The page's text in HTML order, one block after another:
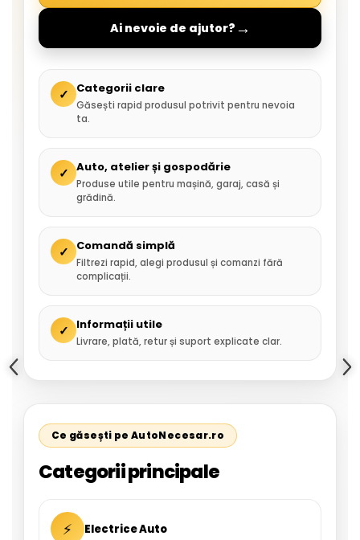
Ai nevoie de ajutor? →
✓ Categorii clare
Găsești rapid produsul potrivit pentru nevoia
ta.
✓ Auto, atelier și gospodărie
Produse utile pentru mașină, garaj, casă și
grădină.
✓ Comandă simplă
Filtrezi rapid, alegi produsul și comanzi fără
complicații.
✓ Informații utile
Livrare, plată, retur și suport explicate clar.
Ce găsești pe AutoNecesar.ro
Categorii principale
⚡ Electrice Auto